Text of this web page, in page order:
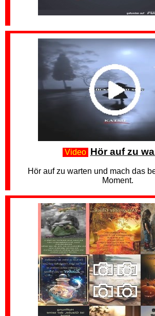
Video Hör auf zu
Hör auf zu warten und mach das
Moment.